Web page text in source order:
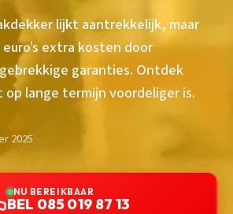
lijkt aantrekkelijk, maar
extra kosten door
garanties. Ontdek
lange termijn voordeliger is.
2025
NU BEREIKBAAR
BEL 085 019 87 13